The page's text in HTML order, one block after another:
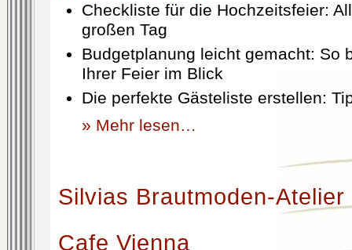
Checkliste für die Hochzeitsfeier:
großen Tag
Budgetplanung leicht gemacht: So
Ihrer Feier im Blick
Die perfekte Gästeliste erstellen:
» Mehr lesen…
Silvias Brautmoden-Atelier
Cafe Vienna